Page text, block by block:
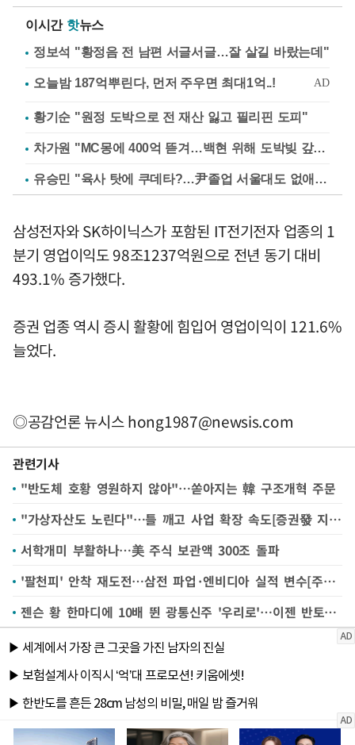
이시간 핫뉴스
정보석 "황정음 전 남편 서글서글…잘 살길 바랐는데"
황기순 "원정 도박으로 전 재산 잃고 필리핀 도피"
차가원 "MC몽에 400억 뜯겨…백현 위해 도박빚 갚아줘"
유승민 "육사 탓에 쿠데타?…尹졸업 서울대도 없애나"
삼성전자와 SK하이닉스가 포함된 IT전기전자 업종의 1
분기 영업이익도 98조1237억원으로 전년 동기 대비
493.1% 증가했다.
증권 업종 역시 증시 활황에 힘입어 영업이익이 121.6%
늘었다.
◎공감언론 뉴시스hong1987@newsis.com
관련기사
"반도체 호황 영원하지 않아"…쏟아지는 韓 구조개혁 주문
"가상자산도 노린다"…틀 깨고 사업 확장 속도[증권發 지각변동③]
서학개미 부활하나…美 주식 보관액 300조 돌파
'팔천피' 안착 재도전…삼전 파업·엔비디아 실적 변수[주간증시전망]
젠슨 황 한마디에 10배 뛴 광통신주 '우리로'…이젠 반토막[급등주 지금은]